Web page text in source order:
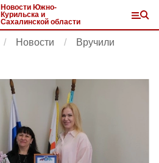
Новости Южно-
Курильска и
Сахалинской области
Новости
Вручили